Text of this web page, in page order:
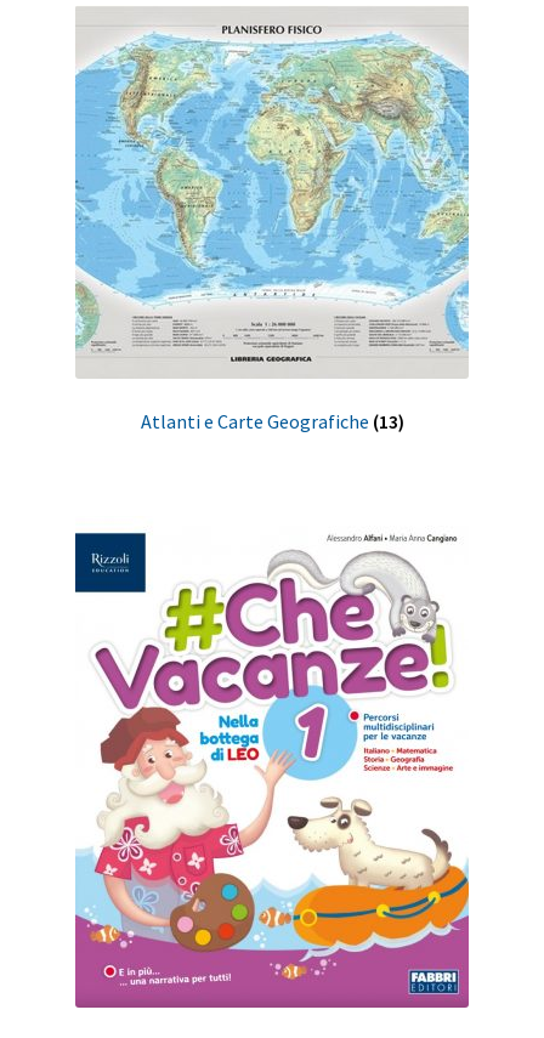
Atlanti e Carte Geografiche (13)